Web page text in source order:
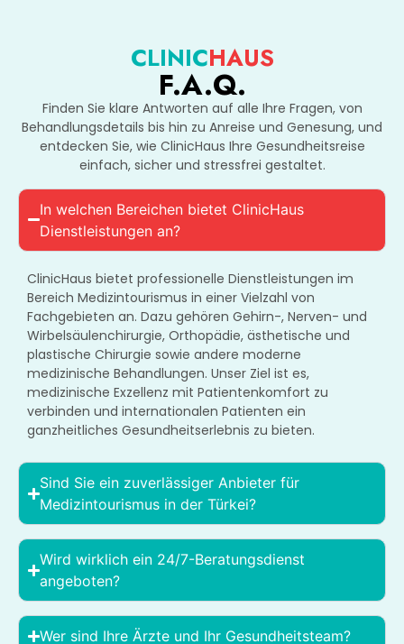
CLINICHAUS
F.A.Q.
Finden Sie klare Antworten auf alle Ihre Fragen, von
Behandlungsdetails bis hin zu Anreise und Genesung, und
entdecken Sie, wie ClinicHaus Ihre Gesundheitsreise
einfach, sicher und stressfrei gestaltet.
In welchen Bereichen bietet ClinicHaus
Dienstleistungen an?
ClinicHaus bietet professionelle Dienstleistungen im
Bereich Medizintourismus in einer Vielzahl von
Fachgebieten an. Dazu gehören Gehirn-, Nerven- und
Wirbelsäulenchirurgie, Orthopädie, ästhetische und
plastische Chirurgie sowie andere moderne
medizinische Behandlungen. Unser Ziel ist es,
medizinische Exzellenz mit Patientenkomfort zu
verbinden und internationalen Patienten ein
ganzheitliches Gesundheitserlebnis zu bieten.
Sind Sie ein zuverlässiger Anbieter für
Medizintourismus in der Türkei?
Wird wirklich ein 24/7-Beratungsdienst
angeboten?
Wer sind Ihre Ärzte und Ihr Gesundheitsteam?